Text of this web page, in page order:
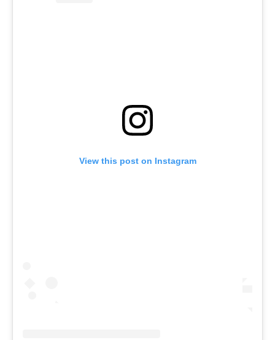
View this post on Instagram